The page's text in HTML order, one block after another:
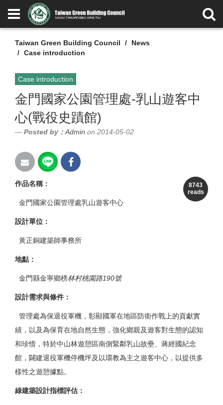
Taiwan Green Building Council
News
Case introduction
Case introduction
金門國家公園管理處-乳山遊客中
心(戰役史蹟館)
Posted by： Admin on 2014-05-02
8743
reads
作品名稱：
金門國家公園管理處乳山遊客中心
設計單位：
黃正銅建築師事務所
地點：
金門縣金寧鄉榜林村桃園路190號
設計需求與條件：
管理處為保退役軍機，彰顯國軍在地區防衛作戰上的貢獻實
績，以及為保育在地自然生態，強化鄉親及遊客對生態的認知
和珍惜，特於中山林遊憩區南側緊鄰乳山故壘、蔣經國紀念
館，闢建退役軍機停機坪及以環教為主之遊客中心，以提供多
樣性之遊憩據點。
綠建築設計指標評估：